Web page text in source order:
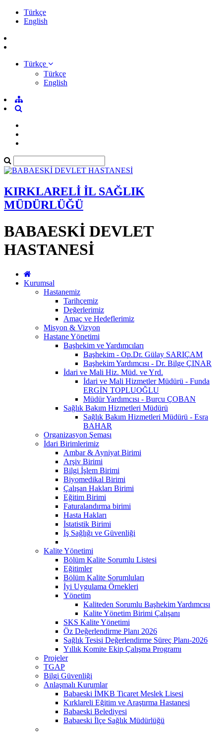
Türkçe
English
Türkçe
Türkçe
English
KIRKLARELİ İL SAĞLIK
MÜDÜRLÜĞÜ
BABAESKİ DEVLET
HASTANESİ
Kurumsal
Hastanemiz
Tarihçemiz
Değerlerimiz
Amaç ve Hedeflerimiz
Misyon & Vizyon
Hastane Yönetimi
Başhekim ve Yardımcıları
Başhekim - Op.Dr. Gülay SARIÇAM
Başhekim Yardımcısı - Dr. Bilge ÇINAR
İdari ve Mali Hiz. Müd. ve Yrd.
İdari ve Mali Hizmetler Müdürü - Funda
ERGİN TOPLUOĞLU
Müdür Yardımcısı - Burcu ÇOBAN
Sağlık Bakım Hizmetleri Müdürü
Sağlık Bakım Hizmetleri Müdürü - Esra
BAHAR
Organizasyon Şeması
İdari Birimlerimiz
Ambar & Ayniyat Birimi
Arşiv Birimi
Bilgi İşlem Birimi
Biyomedikal Birimi
Çalışan Hakları Birimi
Eğitim Birimi
Faturalandırma birimi
Hasta Hakları
İstatistik Birimi
İş Sağlığı ve Güvenliği
Kalite Yönetimi
Bölüm Kalite Sorumlu Listesi
Eğitimler
Bölüm Kalite Sorumluları
İyi Uygulama Örnekleri
Yönetim
Kaliteden Sorumlu Başhekim Yardımcısı
Kalite Yönetim Birimi Çalışanı
SKS Kalite Yönetimi
Öz Değerlendirme Planı 2026
Sağlık Tesisi Değerlendirme Süreç Planı-2026
Yıllık Komite Ekip Çalışma Programı
Projeler
TGAP
Bilgi Güvenliği
Anlaşmalı Kurumlar
Babaeski İMKB Ticaret Meslek Lisesi
Kırklareli Eğitim ve Araştırma Hastanesi
Babaeski Belediyesi
Babaeski İlçe Sağlık Müdürlüğü